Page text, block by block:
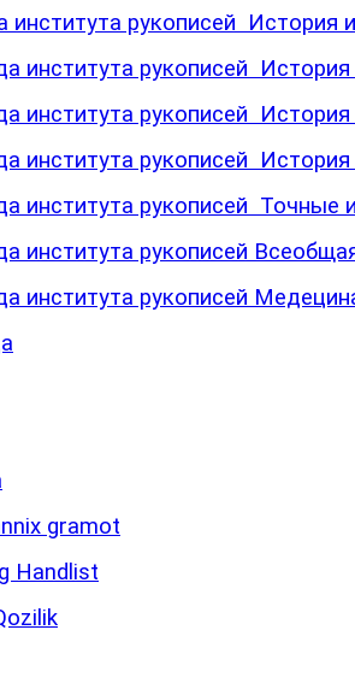
института рукописей
института рукописей История
института рукописей
института рукописей История
института рукописей Точные
института рукописей
института рукописей
gramot
Handlist